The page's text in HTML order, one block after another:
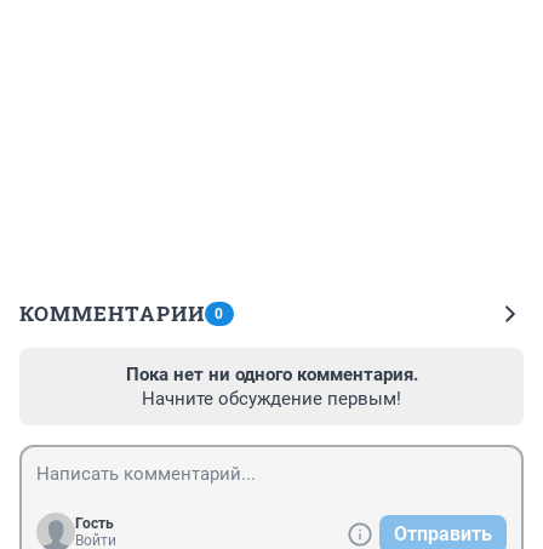
КОММЕНТАРИИ 0
Пока нет ни одного комментария.
Начните обсуждение первым!
Гость
Войти
Отправить